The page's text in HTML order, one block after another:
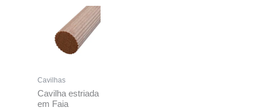
Cavilhas
Cavilha estriada
em Faia